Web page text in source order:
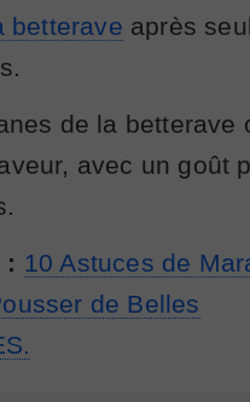
betterave après
de la betterave
avec un goût
: 10 Astuces de
de Belles